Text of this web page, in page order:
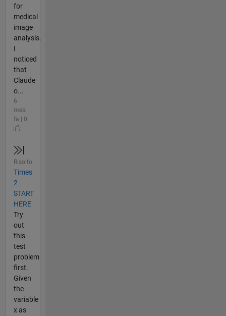
for
medical
image
analysis.
I
noticed
that
Claude
o...
6
mesi
fa | 0
Risolto
Times
2 -
START
HERE
Try
out
this
test
problem
first.
Given
the
variable
x as